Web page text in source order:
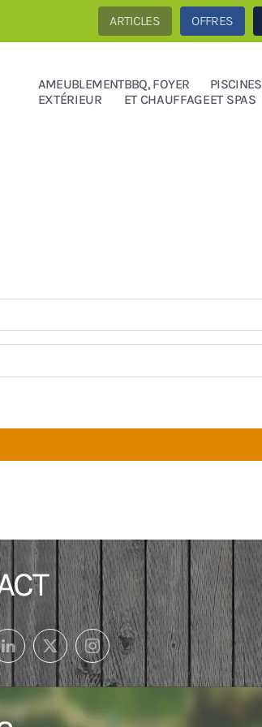
ARTICLES OFFRES
AMEUBLEMENT
EXTÉRIEUR
BBQ, FOYER
ET CHAUFFAGE
PISCINES
ET SPAS